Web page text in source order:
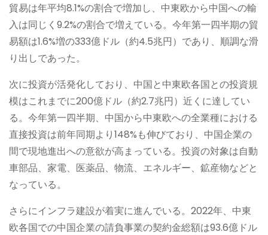
貿易は年平均8.1%の割合で増加し、中東欧から中国への輸
入は同じく9.2%の割合で増えている。今年第一四半期の貿
易額は1.6%増の333億ドル（約4.5兆円）であり、順調な滑
り出しであった。
次に投資が活発化しており、中国と中東欧各国との投資規
模はこれまでに200億ドル（約2.7兆円）近くに達してい
る。今年第一四半期、中国から中東欧への全業種における
直接投資は前年同期より148%も伸びており、中国企業の
間で現地進出への意欲が高まっている。投資の対象は自動
車部品、家電、医薬品、物流、エネルギー、鉱産物などと
なっている。
さらにインフラ建設が着実に進んでいる。2022年、中東
欧各国での中国企業の請負事業の契約金総額は93.6億ドル